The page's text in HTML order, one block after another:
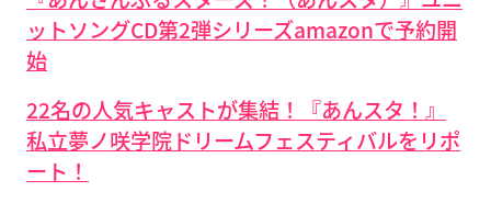
ットソングCD第2弾シリーズamazonで予約開
始
22名の人気キャストが集結！『あんスタ！』
私立夢ノ咲学院ドリームフェスティバルをリポ
ート！